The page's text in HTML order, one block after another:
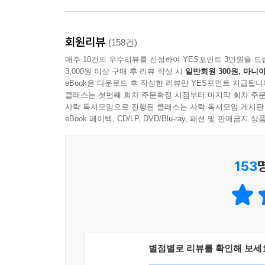
이 책은 수년 동안 하워드와 에릭이 함께 나눈 대
때로는 함께 산책을 하며 때로는 나란히 앉아서
친구의 담소이기도 하다. 이들의 대화를 따라
이야기하는 느낌을 받게 된다. 따뜻하고 정감어
있다. 이를 통해 우리는 스스로 원하는 성공을
것이다.
다양한 위기들이 동시대를 살고 있는 우리 모두
‘어떻게 후회 없는 삶을 살 것인가’라고 첫 질문
회원리뷰 (158건)
매주 10건의 우수리뷰를 선정하여 YES포인트 3만원을 드
3,000원 이상 구매 후 리뷰 작성 시 일반회원 300원, 마니
eBook은 다운로드 후 작성한 리뷰만 YES포인트 지급됩니
클래스는 첫번째 회차 주문확정 시점부터 마지막 회차 주
사락 독서모임으로 진행된 클래스는 사락 독서모임 게시
eBook 페이백, CD/LP, DVD/Blu-ray, 패션 및 판매금지 상
153
별점별로 리뷰를 확인해 보세